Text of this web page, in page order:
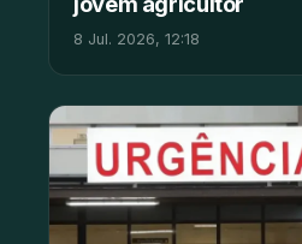
8 Jul. 2026, 12:18